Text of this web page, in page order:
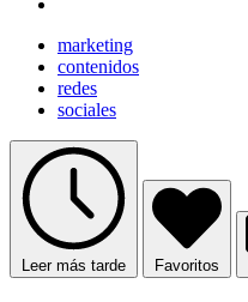
marketing
contenidos
redes
sociales
Leer más tarde Favoritos